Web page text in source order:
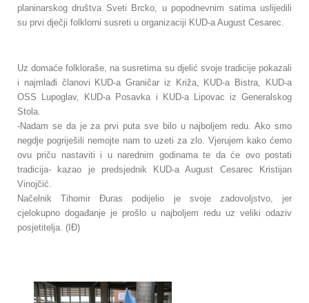
planinarskog društva Sveti Brcko, u popodnevnim satima uslijedili
su prvi dječji folklorni susreti u organizaciji KUD-a August Cesarec.
Uz domaće folkloraše, na susretima su djelić svoje tradicije pokazali
i najmlađi članovi KUD-a Graničar iz Križa, KUD-a Bistra, KUD-a
OSS Lupoglav, KUD-a Posavka i KUD-a Lipovac iz Generalskog
Stola.
-Nadam se da je za prvi puta sve bilo u najboljem redu. Ako smo
negdje pogriješili nemojte nam to uzeti za zlo. Vjerujem kako ćemo
ovu priču nastaviti i u narednim godinama te da će ovo postati
tradicija- kazao je predsjednik KUD-a August Cesarec Kristijan
Vinojčić.
Načelnik Tihomir Đuras podijelio je svoje zadovoljstvo, jer
cjelokupno događanje je prošlo u najboljem redu uz veliki odaziv
posjetitelja. (IĐ)